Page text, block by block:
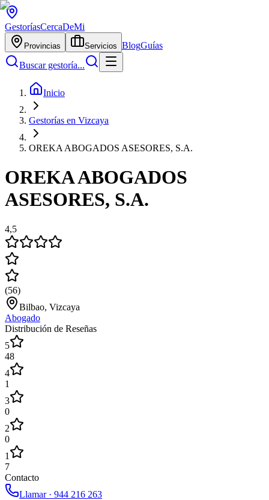
GestoríasCercaDeMi
Provincias Servicios BlogGuías
Buscar gestoría...
Inicio
Gestorías en Vizcaya
OREKA ABOGADOS ASESORES, S.A.
OREKA ABOGADOS
ASESORES, S.A.
4,5
(56)
Bilbao, Vizcaya
Abogado
Distribución de Reseñas
5
48
4
1
3
0
2
0
1
7
Contacto
Llamar · 944 216 263